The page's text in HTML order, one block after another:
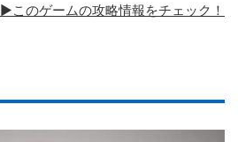
▶このゲームの攻略情報をチェック！